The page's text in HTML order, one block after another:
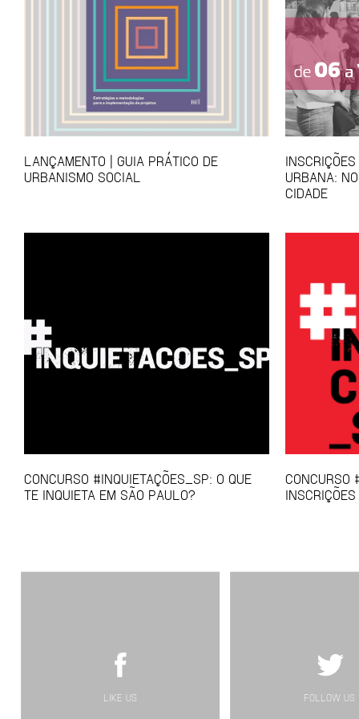
LANÇAMENTO | GUIA PRÁTICO DE
URBANISMO SOCIAL
URBANA:
CIDADE
CONCURSO #INQUIETAÇÕES_SP: O QUE
TE INQUIETA EM SÃO PAULO?
CONCURSO
LIKE US FOLLOW US